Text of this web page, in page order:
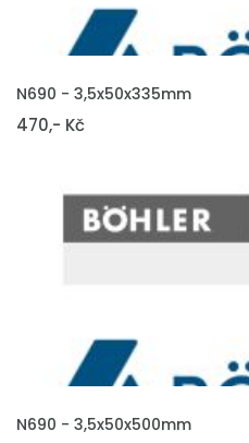
VLOŽIT DO KOŠÍKU
N690 - 3,5x50x335mm
470,- Kč
VLOŽIT DO KOŠÍKU
N690 - 3,5x50x500mm